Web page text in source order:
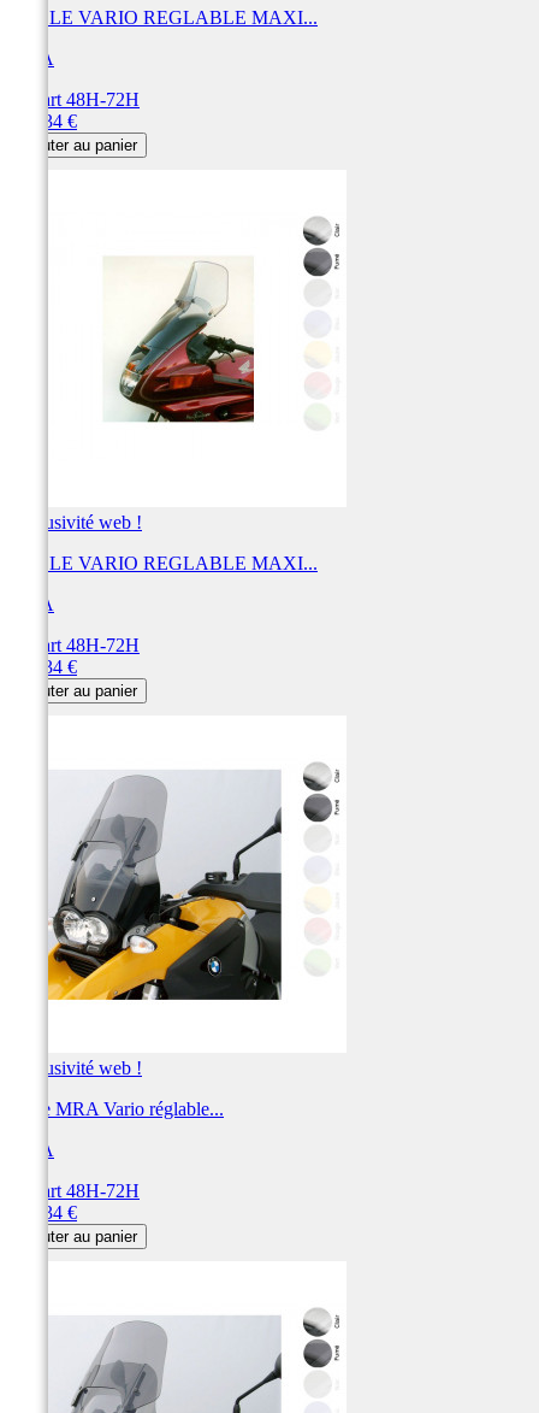
BULLE VARIO REGLABLE MAXI...
MRA
Départ 48H-72H
238,34 €
Ajouter au panier
Exclusivité web !
BULLE VARIO REGLABLE MAXI...
MRA
Départ 48H-72H
238,34 €
Ajouter au panier
Exclusivité web !
Bulle MRA Vario réglable...
MRA
Départ 48H-72H
238,34 €
Ajouter au panier